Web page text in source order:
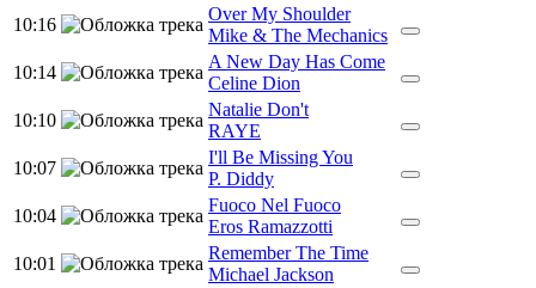
10:16
Over My Shoulder
Mike & The Mechanics
10:14
A New Day Has Come
Celine Dion
10:10
Natalie Don't
RAYE
10:07
I'll Be Missing You
P. Diddy
10:04
Fuoco Nel Fuoco
Eros Ramazzotti
10:01
Remember The Time
Michael Jackson